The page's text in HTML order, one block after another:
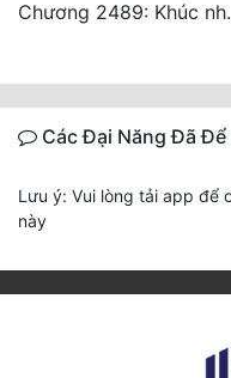
Chương
Các Đại Năng Đã Để
Lưu ý: Vui lòng tải app để
này